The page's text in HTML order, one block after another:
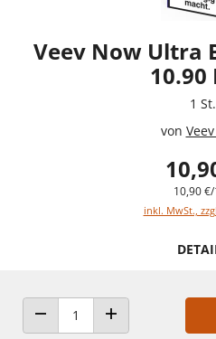
Veev Now Ultra
10.90
1 St.
von
10,90
inkl. MwSt.,
ANZAHL VERRINGERNANZAHL ERHÖHEN